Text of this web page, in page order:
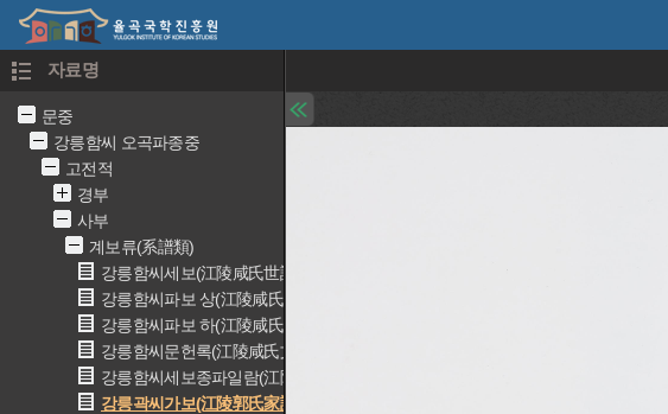
자료명
문중
강릉함씨 오곡파종중
고전적
경부
사부
계보류(系譜類)
강릉함씨세보(江陵咸氏世譜)
강릉함씨파보 상(江陵咸氏派譜 上)
강릉함씨파보 하(江陵咸氏派譜 下)
강릉함씨문헌록(江陵咸氏文獻錄)
강릉함씨세보종파일람(江陵咸氏世譜宗派一覽)
강릉곽씨가보(江陵郭氏家譜)